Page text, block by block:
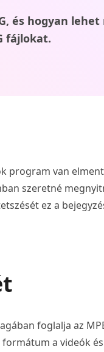
és hogyan
fájlokat.
program van
szeretné
ez a
foglalja az
formátum a videók